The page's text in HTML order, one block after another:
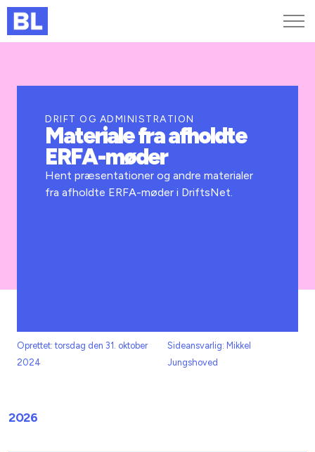
Kurser og arrangementer
Jobportalen
DRIFT OG ADMINISTRATION
Materiale fra afholdte
ERFA-møder
Hent præsentationer og andre materialer
fra afholdte ERFA-møder i DriftsNet.
Oprettet: torsdag den 31. oktober
2024
Sideansvarlig: Mikkel
Jungshoved
2026